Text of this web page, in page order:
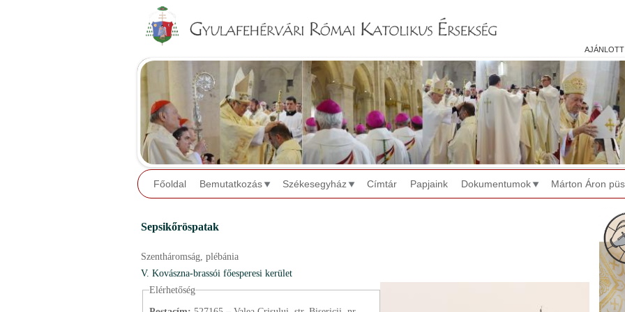
ajánlott
Főoldal Bemutatkozás Székesegyház Címtár Papjaink Dokumentumok Márton Áron
Sepsikőröspatak
Szentháromság, plébánia
V. Kovászna-brassói főesperesi kerület
Elérhetőség